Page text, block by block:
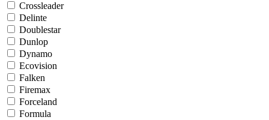
Crossleader
Delinte
Doublestar
Dunlop
Dynamo
Ecovision
Falken
Firemax
Forceland
Formula